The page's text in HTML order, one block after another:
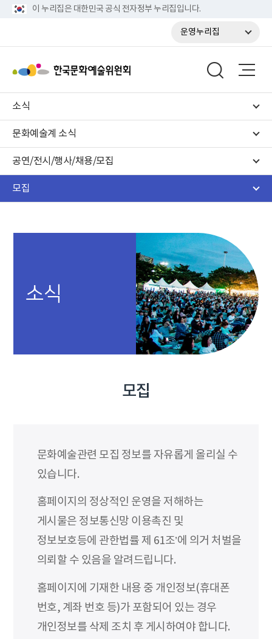
이 누리집은 대한민국 공식 전자정부 누리집입니다.
운영누리집
소식
문화예술계 소식
공연/전시/행사/채용/모집
모집
소식
모집
문화예술관련 모집 정보를 자유롭게 올리실 수
있습니다.
홈페이지의 정상적인 운영을 저해하는
게시물은 정보통신망 이용촉진 및
정보보호등에 관한법률 제 61조’에 의거 처벌을
의뢰할 수 있음을 알려드립니다.
홈페이지에 기재한 내용 중 개인정보(휴대폰
번호, 계좌 번호 등)가 포함되어 있는 경우
개인정보를 삭제 조치 후 게시하여야 합니다.